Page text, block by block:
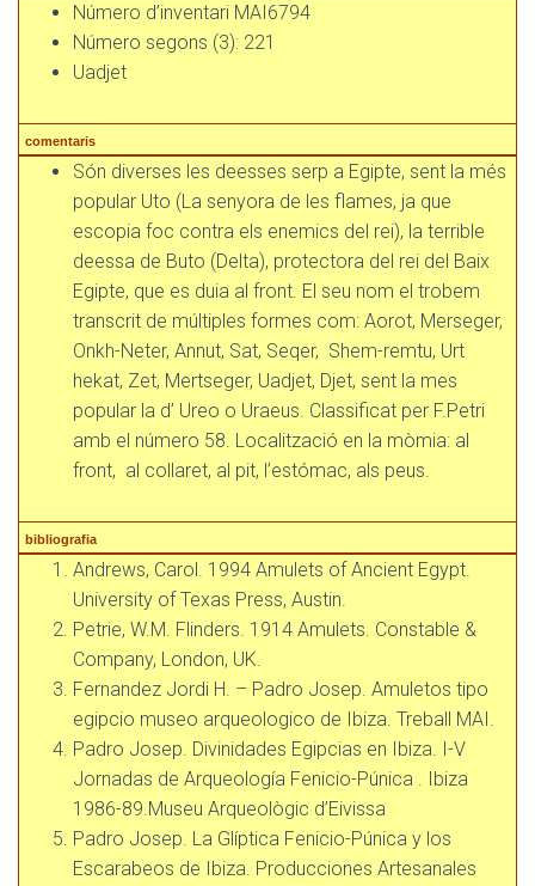
Número d’inventari MAI6794
Número segons (3): 221
Uadjet
comentaris
Són diverses les deesses serp a Egipte, sent la més
popular Uto (La senyora de les flames, ja que
escopia foc contra els enemics del rei), la terrible
deessa de Buto (Delta), protectora del rei del Baix
Egipte, que es duia al front. El seu nom el trobem
transcrit de múltiples formes com: Aorot, Merseger,
Onkh-Neter, Annut, Sat, Seqer, Shem-remtu, Urt
hekat, Zet, Mertseger, Uadjet, Djet, sent la mes
popular la d’ Ureo o Uraeus. Classificat per F.Petri
amb el número 58. Localització en la mòmia: al
front, al collaret, al pit, l’estómac, als peus.
bibliografia
Andrews, Carol. 1994 Amulets of Ancient Egypt.
University of Texas Press, Austin.
Petrie, W.M. Flinders. 1914 Amulets. Constable &
Company, London, UK.
Fernandez Jordi H. – Padro Josep. Amuletos tipo
egipcio museo arqueologico de Ibiza. Treball MAI.
Padro Josep. Divinidades Egipcias en Ibiza. I-V
Jornadas de Arqueología Fenicio-Púnica . Ibiza
1986-89.Museu Arqueològic d’Eivissa
Padro Josep. La Glíptica Fenicio-Púnica y los
Escarabeos de Ibiza. Producciones Artesanales